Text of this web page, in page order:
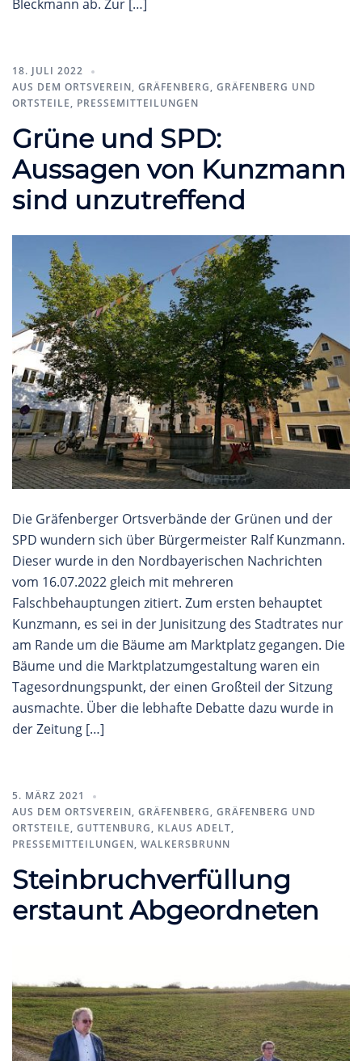
Bleckmann ab. Zur […]
18. JULI 2022
AUS DEM ORTSVEREIN, GRÄFENBERG, GRÄFENBERG UND
ORTSTEILE, PRESSEMITTEILUNGEN
Grüne und SPD:
Aussagen von Kunzmann
sind unzutreffend
Die Gräfenberger Ortsverbände der Grünen und der
SPD wundern sich über Bürgermeister Ralf Kunzmann.
Dieser wurde in den Nordbayerischen Nachrichten
vom 16.07.2022 gleich mit mehreren
Falschbehauptungen zitiert. Zum ersten behauptet
Kunzmann, es sei in der Junisitzung des Stadtrates nur
am Rande um die Bäume am Marktplatz gegangen. Die
Bäume und die Marktplatzumgestaltung waren ein
Tagesordnungspunkt, der einen Großteil der Sitzung
ausmachte. Über die lebhafte Debatte dazu wurde in
der Zeitung […]
5. MÄRZ 2021
AUS DEM ORTSVEREIN, GRÄFENBERG, GRÄFENBERG UND
ORTSTEILE, GUTTENBURG, KLAUS ADELT,
PRESSEMITTEILUNGEN, WALKERSBRUNN
Steinbruchverfüllung
erstaunt Abgeordneten